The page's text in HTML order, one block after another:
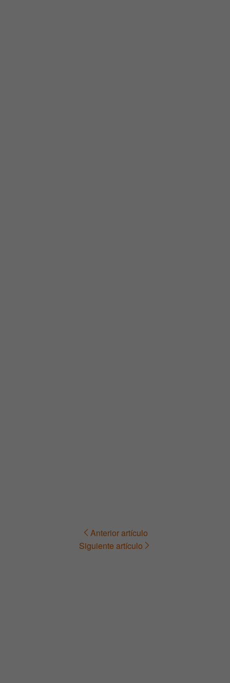
Navegación Anterior artículo
Siguiente artículo